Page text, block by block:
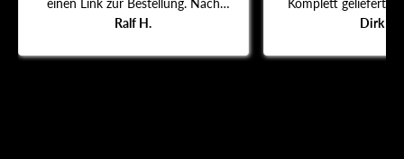
Ralf H.
dem Erhalt und Einbau des
wieder.
Dirk S.
lieferung schon 14
schlecht.